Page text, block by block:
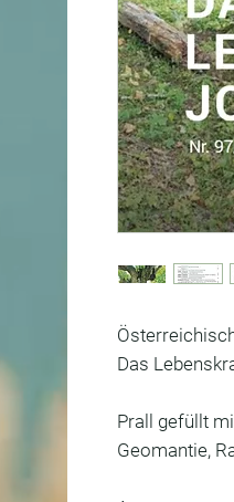
Das
Prall gefüllt
Geomantie,